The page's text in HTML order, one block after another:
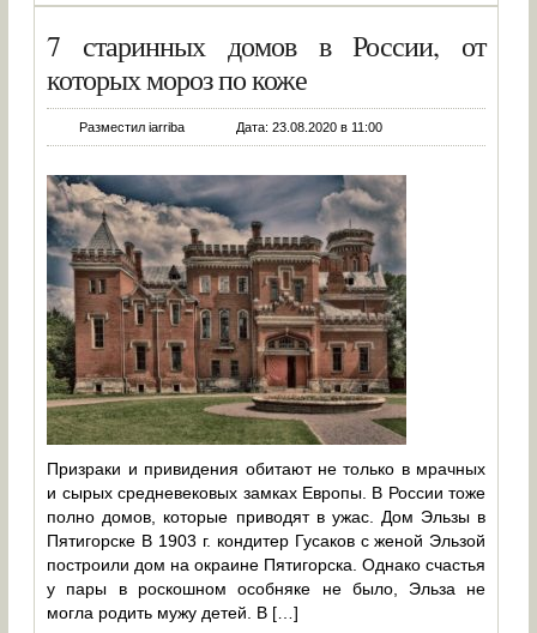
7 старинных домов в России, от
которых мороз по коже
Разместил iarriba Дата: 23.08.2020 в 11:00
Призраки и привидения обитают не только в мрачных
и сырых средневековых замках Европы. В России тоже
полно домов, которые приводят в ужас. Дом Эльзы в
Пятигорске В 1903 г. кондитер Гусаков с женой Эльзой
построили дом на окраине Пятигорска. Однако счастья
у пары в роскошном особняке не было, Эльза не
могла родить мужу детей. В […]